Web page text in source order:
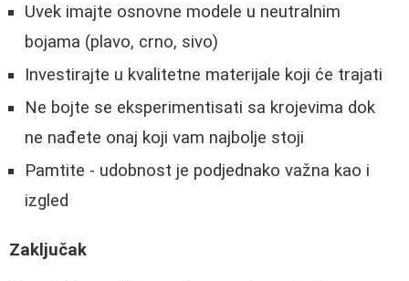
Uvek imajte osnovne modele u neutralnim
bojama (plavo, crno, sivo)
Investirajte u kvalitetne materijale koji će trajati
Ne bojte se eksperimentisati sa krojevima dok
ne nađete onaj koji vam najbolje stoji
Pamtite - udobnost je podjednako važna kao i
izgled
Zaključak